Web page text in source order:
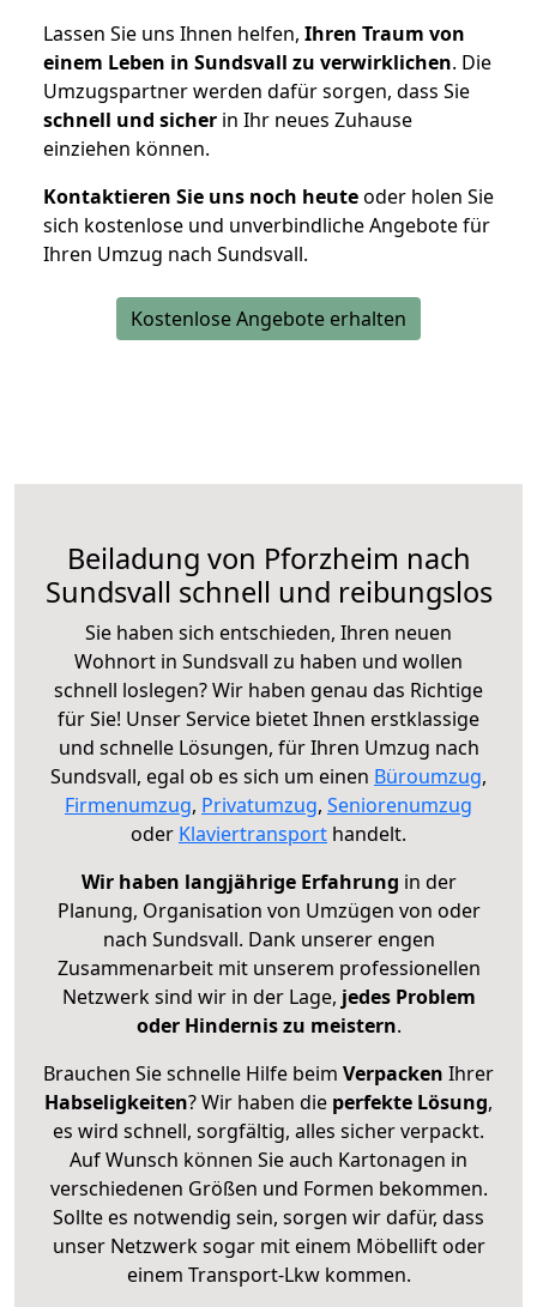
Lassen Sie uns Ihnen helfen, Ihren Traum von
einem Leben in Sundsvall zu verwirklichen. Die
Umzugspartner werden dafür sorgen, dass Sie
schnell und sicher in Ihr neues Zuhause
einziehen können.
Kontaktieren Sie uns noch heuteoder holen Sie
sich kostenlose und unverbindliche Angebote für
Ihren Umzug nach Sundsvall.
Kostenlose Angebote erhalten
Beiladung von Pforzheim nach
Sundsvall schnell und reibungslos
Sie haben sich entschieden, Ihren neuen
Wohnort in Sundsvall zu haben und wollen
schnell loslegen? Wir haben genau das Richtige
für Sie! Unser Service bietet Ihnen erstklassige
und schnelle Lösungen, für Ihren Umzug nach
Sundsvall, egal ob es sich um einen Büroumzug,
Firmenumzug, Privatumzug, Seniorenumzug
oder Klaviertransport handelt.
Wir haben langjährige Erfahrung in der
Planung, Organisation von Umzügen von oder
nach Sundsvall. Dank unserer engen
Zusammenarbeit mit unserem professionellen
Netzwerk sind wir in der Lage, jedes Problem
oder Hindernis zu meistern.
Brauchen Sie schnelle Hilfe beim Verpacken Ihrer
Habseligkeiten? Wir haben die perfekte Lösung,
es wird schnell, sorgfältig, alles sicher verpackt.
Auf Wunsch können Sie auch Kartonagen in
verschiedenen Größen und Formen bekommen.
Sollte es notwendig sein, sorgen wir dafür, dass
unser Netzwerk sogar mit einem Möbellift oder
einem Transport-Lkw kommen.